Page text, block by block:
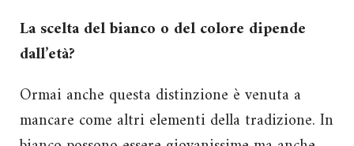
La scelta del bianco o del colore dipende
dall’età?
Ormai anche questa distinzione è venuta a
mancare come altri elementi della tradizione. In